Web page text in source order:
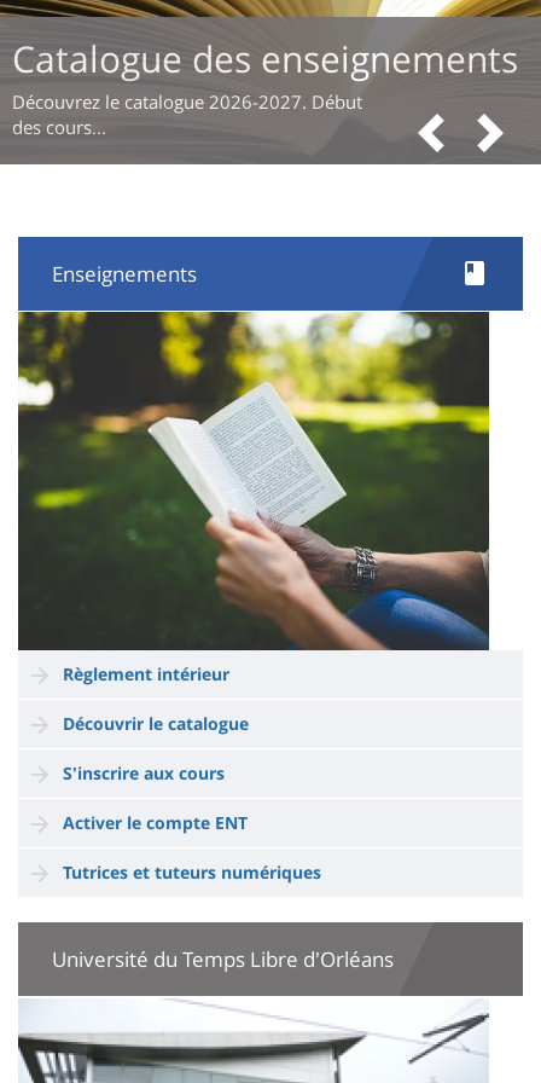
Catalogue des enseignements
Découvrez le catalogue 2026-2027. Début
des cours...
Enseignements
Image
Règlement intérieur
Découvrir le catalogue
S'inscrire aux cours
Activer le compte ENT
Tutrices et tuteurs numériques
Université du Temps Libre d'Orléans